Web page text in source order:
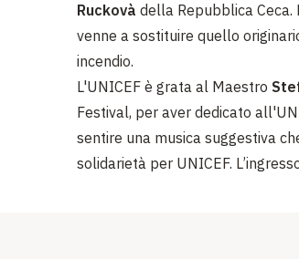
Ruckovà della Repubblica Ceca.
venne a sostituire quello
incendio.
L'UNICEF è grata al Maestro
Festival, per aver dedicato
sentire una musica suggestiva
solidarietà per UNICEF.